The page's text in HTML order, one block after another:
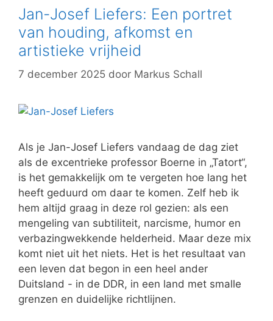
Jan-Josef Liefers: Een portret
van houding, afkomst en
artistieke vrijheid
7 december 2025 door Markus Schall
Als je Jan-Josef Liefers vandaag de dag ziet
als de excentrieke professor Boerne in „Tatort“,
is het gemakkelijk om te vergeten hoe lang het
heeft geduurd om daar te komen. Zelf heb ik
hem altijd graag in deze rol gezien: als een
mengeling van subtiliteit, narcisme, humor en
verbazingwekkende helderheid. Maar deze mix
komt niet uit het niets. Het is het resultaat van
een leven dat begon in een heel ander
Duitsland - in de DDR, in een land met smalle
grenzen en duidelijke richtlijnen.